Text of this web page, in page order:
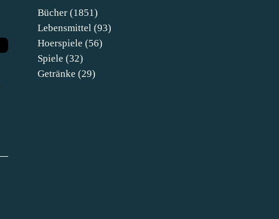
Bücher (1851)
Lebensmittel (93)
Hoerspiele (56)
Spiele (32)
Getränke (29)